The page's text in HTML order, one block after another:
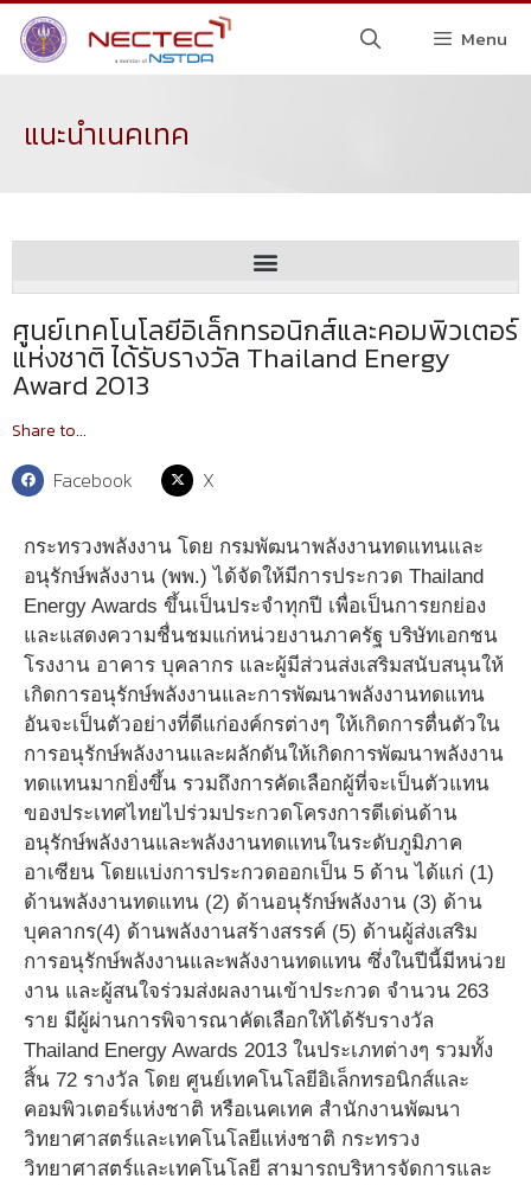
Menu
แนะนำเนคเทค
ศูนย์เทคโนโลยีอิเล็กทรอนิกส์และคอมพิวเตอร์
แห่งชาติ ได้รับรางวัล Thailand Energy
Award 2013
Share to...
Facebook X
กระทรวงพลังงาน โดย กรมพัฒนาพลังงานทดแทนและ
อนุรักษ์พลังงาน (พพ.) ได้จัดให้มีการประกวด Thailand
Energy Awards ขึ้นเป็นประจำทุกปี เพื่อเป็นการยกย่อง
และแสดงความชื่นชมแก่หน่วยงานภาครัฐ บริษัทเอกชน
โรงงาน อาคาร บุคลากร และผู้มีส่วนส่งเสริมสนับสนุนให้
เกิดการอนุรักษ์พลังงานและการพัฒนาพลังงานทดแทน
อันจะเป็นตัวอย่างที่ดีแก่องค์กรต่างๆ ให้เกิดการตื่นตัวใน
การอนุรักษ์พลังงานและผลักดันให้เกิดการพัฒนาพลังงาน
ทดแทนมากยิ่งขึ้น รวมถึงการคัดเลือกผู้ที่จะเป็นตัวแทน
ของประเทศไทยไปร่วมประกวดโครงการดีเด่นด้าน
อนุรักษ์พลังงานและพลังงานทดแทนในระดับภูมิภาค
อาเซียน โดยแบ่งการประกวดออกเป็น 5 ด้าน ได้แก่ (1)
ด้านพลังงานทดแทน (2) ด้านอนุรักษ์พลังงาน (3) ด้าน
บุคลากร(4) ด้านพลังงานสร้างสรรค์ (5) ด้านผู้ส่งเสริม
การอนุรักษ์พลังงานและพลังงานทดแทน ซึ่งในปีนี้มีหน่วย
งาน และผู้สนใจร่วมส่งผลงานเข้าประกวด จำนวน 263
ราย มีผู้ผ่านการพิจารณาคัดเลือกให้ได้รับรางวัล
Thailand Energy Awards 2013 ในประเภทต่างๆ รวมทั้ง
สิ้น 72 รางวัล โดย ศูนย์เทคโนโลยีอิเล็กทรอนิกส์และ
คอมพิวเตอร์แห่งชาติ หรือเนคเทค สำนักงานพัฒนา
วิทยาศาสตร์และเทคโนโลยีแห่งชาติ กระทรวง
วิทยาศาสตร์และเทคโนโลยี สามารถบริหารจัดการและ